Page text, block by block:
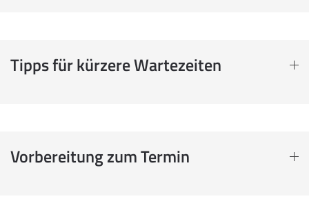
Tipps für kürzere Wartezeiten
Vorbereitung zum Termin